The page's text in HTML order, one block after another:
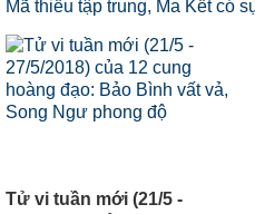
Tử vi tuần mới (21/5 -